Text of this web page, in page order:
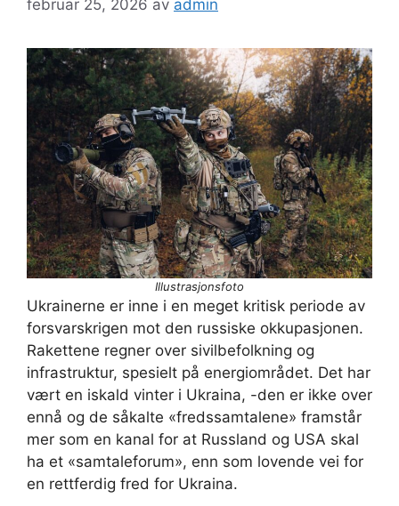
februar 25, 2026 av admin
Illustrasjonsfoto
Ukrainerne er inne i en meget kritisk periode av
forsvarskrigen mot den russiske okkupasjonen.
Rakettene regner over sivilbefolkning og
infrastruktur, spesielt på energiområdet. Det har
vært en iskald vinter i Ukraina, -den er ikke over
ennå og de såkalte «fredssamtalene» framstår
mer som en kanal for at Russland og USA skal
ha et «samtaleforum», enn som lovende vei for
en rettferdig fred for Ukraina.